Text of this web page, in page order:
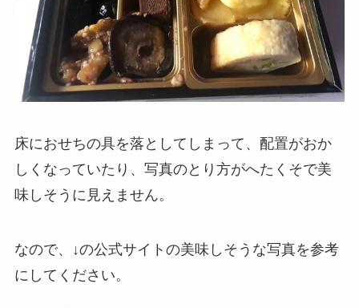
床におせちの具を落としてしまって、配置がおか
しくなっていたり、写真のとり方がへたくそで美
味しそうに見えません。
なので、↓の公式サイトの美味しそうな写真を参考
にしてください。